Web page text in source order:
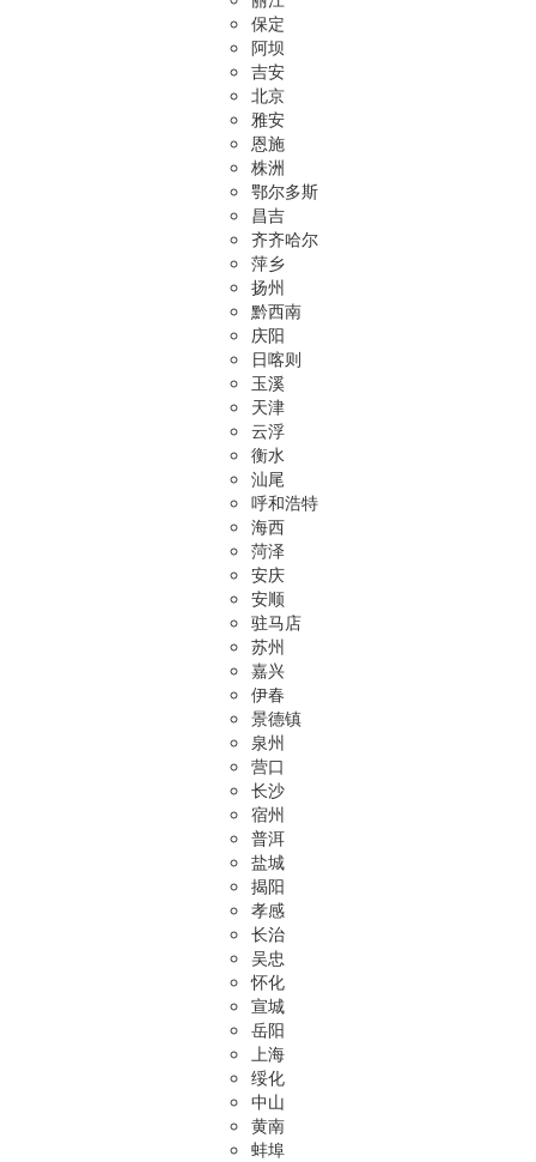
保定
阿坝
吉安
北京
雅安
恩施
株洲
鄂尔多斯
昌吉
齐齐哈尔
萍乡
扬州
黔西南
庆阳
日喀则
玉溪
天津
云浮
衡水
汕尾
呼和浩特
海西
菏泽
安庆
安顺
驻马店
苏州
嘉兴
伊春
景德镇
泉州
营口
长沙
宿州
普洱
盐城
揭阳
孝感
长治
吴忠
怀化
宣城
岳阳
上海
绥化
中山
黄南
蚌埠